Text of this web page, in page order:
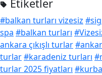
Etiketler
#balkan turları vizesiz
spa #balkan turları
ankara çıkışlı turlar
turlar#karadeniz turları
turlar 2025 fiyatları